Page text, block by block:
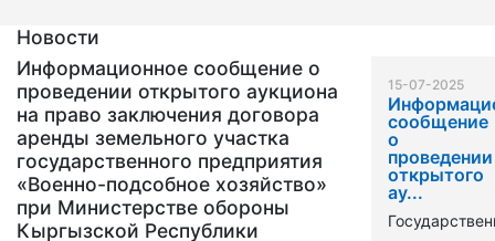
Новости
Информационное сообщение о
проведении открытого аукциона
на право заключения договора
аренды земельного участка
государственного предприятия
«Военно-подсобное хозяйство»
при Министерстве обороны
Кыргызской Республики
15-07-2025
сообщение
о
проведении
открытого
ау...